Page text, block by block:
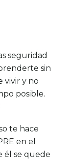
seguridad
sin
vivir y no
posible.
te hace
en el
él se quede